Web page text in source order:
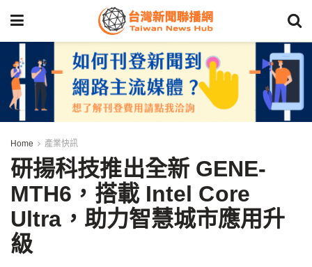
Home 產業快訊
研揚科技推出全新 GENE-
MTH6，搭載 Intel Core
Ultra，助力智慧城市應用升
級